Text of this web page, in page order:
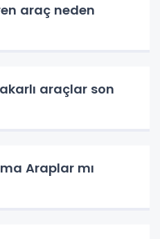
araç neden
araçlar son
Araplar mı